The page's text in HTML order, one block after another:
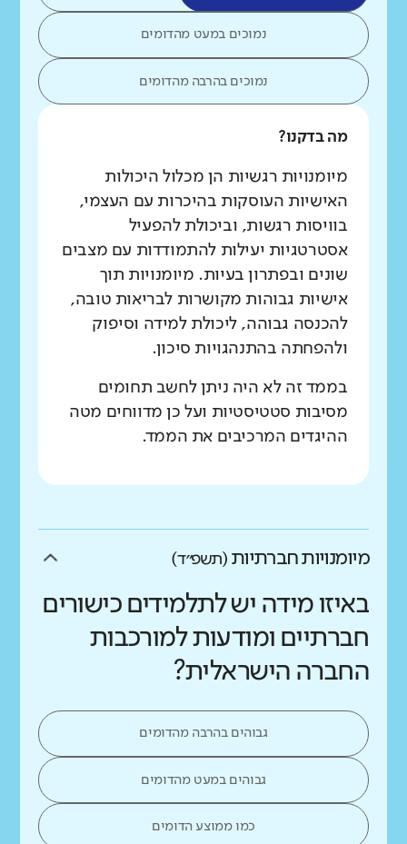
נמוכים במעט מהדומים
נמוכים בהרבה מהדומים
מה בדקנו?
מיומנויות רגשיות הן מכלול היכולות
האישיות העוסקות בהיכרות עם העצמי,
בוויסות רגשות, וביכולת להפעיל
אסטרטגיות יעילות להתמודדות עם מצבים
שונים ובפתרון בעיות. מיומנויות תוך
אישיות גבוהות מקושרות לבריאות טובה,
להכנסה גבוהה, ליכולת למידה וסיפוק
ולהפחתה בהתנהגויות סיכון.
בממד זה לא היה ניתן לחשב תחומים
מסיבות סטטיסטיות ועל כן מדווחים מטה
ההיגדים המרכיבים את הממד.
מיומנויות חברתיות (תשפ״ד)
באיזו מידה יש לתלמידים כישורים
חברתיים ומודעות למורכבות
החברה הישראלית?
גבוהים בהרבה מהדומים
גבוהים במעט מהדומים
כמו ממוצע הדומים